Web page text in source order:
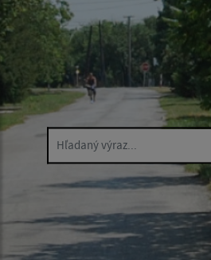
Hľadaný výraz...